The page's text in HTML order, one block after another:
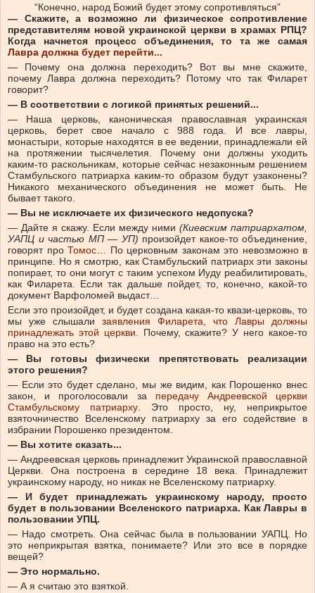
“Конечно, народ Божий будет этому сопротивляться”
— Скажите, а возможно
ли физическое сопротивление
представителям новой украинской церкви в храмах РПЦ?
Когда начнется процесс объединения, то та же самая
Лавра должна будет перейти...
— Почему она должна переходить? Вот вы мне скажите,
почему Лавра должна переходить? Потому что так Филарет
говорит?
— В соответствии с логикой принятых решений...
— Наша церковь, каноническая православная украинская
церковь, берет свое начало с 988 года. И все лавры,
монастыри, которые находятся в ее ведении, принадлежали ей
на протяжении тысячелетия. Почему они должны уходить
каким-то раскольникам, которые сейчас незаконным решением
Стамбульского патриарха каким-то образом будут узаконены?
Никакого механического объединения не может быть. Не
бывает такого.
— Вы не исключаете их физического недопуска?
— Дайте я скажу. Если между ними (Киевским патриархатом,
УАПЦ и частью МП — УП) произойдет какое-то объединение,
говорят про Томос… По церковным законам это невозможно в
принципе. Но я смотрю, как Стамбульский патриарх эти законы
попирает, то они могут с таким успехом Иуду реабилитировать,
как Филарета. Если так дальше пойдет, то, конечно, какой-то
документ Варфоломей выдаст…
Если это произойдет, и будет создана какая-то квази-церковь, то
мы уже слышали заявления Филарета, что Лавры должны
принадлежать этой церкви. Почему, скажите? У него какое-то
право на это есть?
— Вы готовы физически препятствовать реализации
этого решения?
— Если это будет сделано, мы же видим, как Порошенко внес
закон, и проголосовали за передачу Андреевской церкви
Стамбульскому патриарху. Это просто, ну, неприкрытое
взяточничество Вселенскому патриарху за его содействие в
избрании Порошенко президентом.
— Вы хотите сказать...
— Андреевская церковь принадлежит Украинской православной
Церкви. Она построена в середине 18 века. Принадлежит
украинскому народу, но никак не Вселенскому патриарху.
— И будет принадлежать украинскому народу, просто
будет в пользовании Вселенского патриарха. Как Лавры в
пользовании УПЦ.
— Надо смотреть. Она сейчас была в пользовании УАПЦ. Но
это неприкрытая взятка, понимаете? Или это все в порядке
вещей?
— Это нормально.
— А я считаю это взяткой.